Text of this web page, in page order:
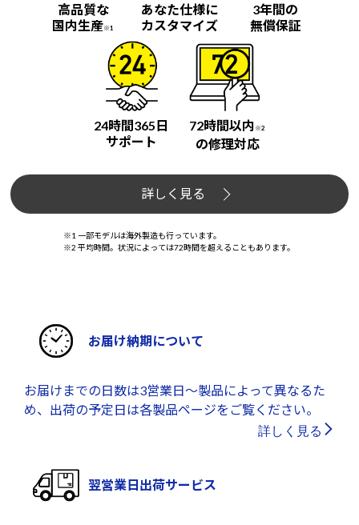
高品質な
国内生産※1
あなた仕様に
カスタマイズ
3年間の
無償保証
24時間365日
サポート
72時間以内 ※2
の修理対応
詳しく見る
※1 一部モデルは海外製造も行っています。
※2 平均時間。状況によっては72時間を超えることもあります。
お届け納期について
お届けまでの日数は3営業日～製品によって異なるた
め、出荷の予定日は各製品ページをご覧ください。
詳しく見る
翌営業日出荷サービス